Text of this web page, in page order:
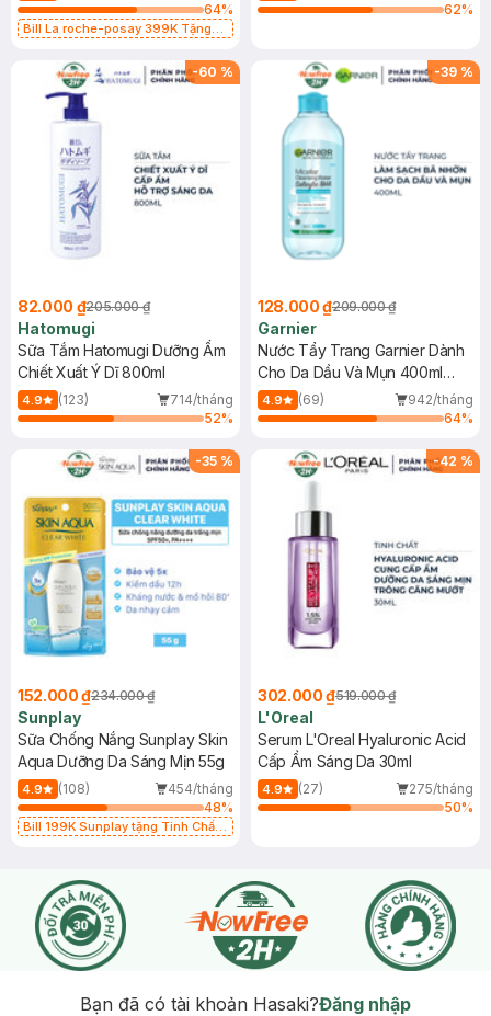
64%
Bill La roche-posay 399K Tặng
(SL có hạn)
62%
-60 %
82.000 ₫205.000 ₫
Hatomugi
Sữa Tắm Hatomugi Dưỡng Ẩm
Chiết Xuất Ý Dĩ 800ml
4.9 (123)
714/tháng
52%
-39 %
128.000 ₫209.000 ₫
Garnier
Nước Tẩy Trang Garnier Dành
Cho Da Dầu Và Mụn 400ml
(Mới)
4.9 (69)
942/tháng
64%
-35 %
152.000 ₫234.000 ₫
Sunplay
Sữa Chống Nắng Sunplay Skin
Aqua Dưỡng Da Sáng Mịn 55g
4.9 (108)
454/tháng
48%
Bill 199K Sunplay tặng Tinh Chất
-42 %
302.000 ₫519.000 ₫
L'Oreal
Serum L'Oreal Hyaluronic Acid
Cấp Ẩm Sáng Da 30ml
4.9 (27)
275/tháng
50%
Bạn đã có tài khoản Hasaki?Đăng nhập